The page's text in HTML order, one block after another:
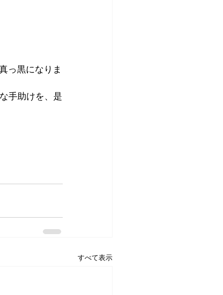
っ黒になりま
手助けを、是
すべて表示